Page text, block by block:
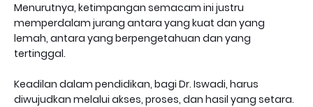
Menurutnya, ketimpangan semacam ini justru
memperdalam jurang antara yang kuat dan yang
lemah, antara yang berpengetahuan dan yang
tertinggal.
Keadilan dalam pendidikan, bagi Dr. Iswadi, harus
diwujudkan melalui akses, proses, dan hasil yang setara.